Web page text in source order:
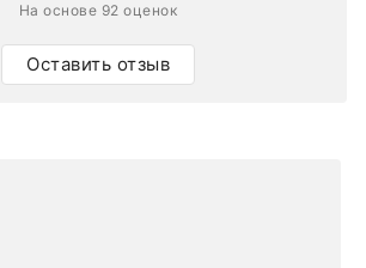
На основе 92 оценок
Оставить отзыв